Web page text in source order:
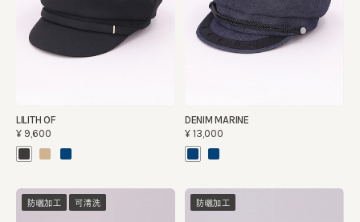
LILITH OF
¥9,600
DENIM MARINE
¥13,000
防曬加工 可清洗 防曬加工